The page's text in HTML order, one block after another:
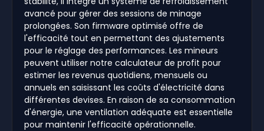
avancé pour gérer des sessions de minage
prolongées. Son firmware optimisé offre de
l'efficacité tout en permettant des ajustements
pour le réglage des performances. Les mineurs
peuvent utiliser notre calculateur de profit pour
estimer les revenus quotidiens, mensuels ou
annuels en saisissant les coûts d'électricité dans
différentes devises. En raison de sa consommation
d'énergie, une ventilation adéquate est essentielle
pour maintenir l'efficacité opérationnelle.